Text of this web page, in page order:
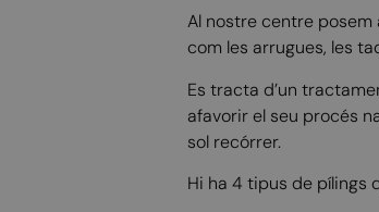
Al nostre centre
com les arrugues, les
Es tracta d’un
afavorir el seu procés
sol recórrer.
Hi ha 4 tipus de pílings